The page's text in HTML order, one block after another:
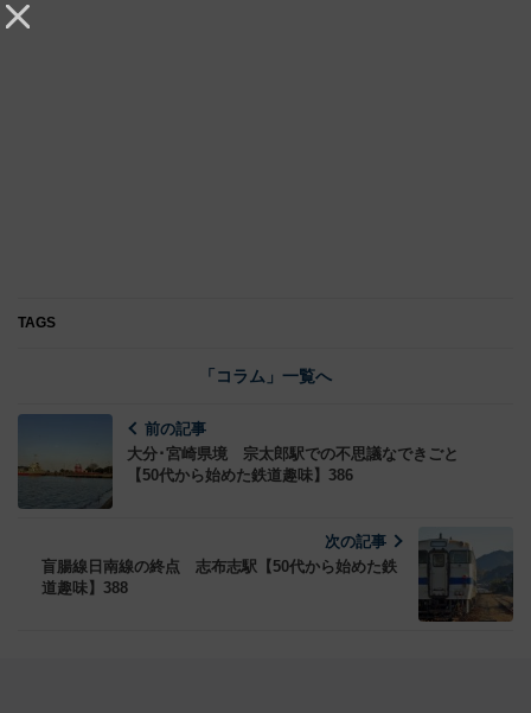
TAGS
「コラム」一覧へ
前の記事
大分･宮崎県境 宗太郎駅での不思議なできごと
【50代から始めた鉄道趣味】386
次の記事
盲腸線日南線の終点 志布志駅【50代から始めた鉄
道趣味】388